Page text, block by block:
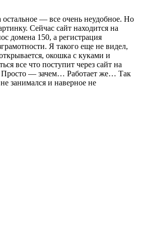
— все очень неудобное. Но
Сейчас сайт находится на
домена 150, а регистрация
Я такого еще не видел,
окошка с куками и
все что поступит через сайт на
Просто — зачем… Работает же… Так
занимался и наверное не